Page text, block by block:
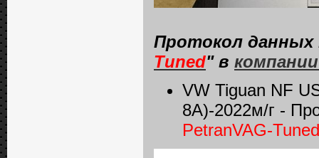
Протокол
Tuned" в
VW Tiguan NF
8A)-2022м/г -
PetranVAG-Tuned